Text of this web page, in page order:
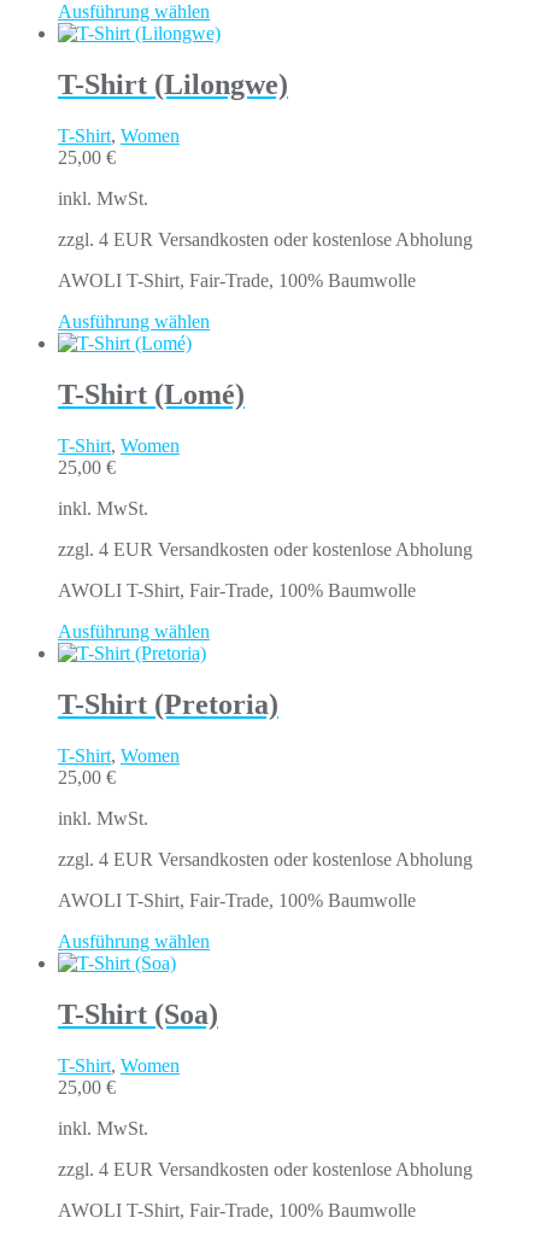
Ausführung wählen
T-Shirt (Lilongwe)
T-Shirt, Women
25,00 €
inkl. MwSt.
zzgl. 4 EUR Versandkosten oder kostenlose Abholung
AWOLI T-Shirt, Fair-Trade, 100% Baumwolle
Ausführung wählen
T-Shirt (Lomé)
T-Shirt, Women
25,00 €
inkl. MwSt.
zzgl. 4 EUR Versandkosten oder kostenlose Abholung
AWOLI T-Shirt, Fair-Trade, 100% Baumwolle
Ausführung wählen
T-Shirt (Pretoria)
T-Shirt, Women
25,00 €
inkl. MwSt.
zzgl. 4 EUR Versandkosten oder kostenlose Abholung
AWOLI T-Shirt, Fair-Trade, 100% Baumwolle
Ausführung wählen
T-Shirt (Soa)
T-Shirt, Women
25,00 €
inkl. MwSt.
zzgl. 4 EUR Versandkosten oder kostenlose Abholung
AWOLI T-Shirt, Fair-Trade, 100% Baumwolle